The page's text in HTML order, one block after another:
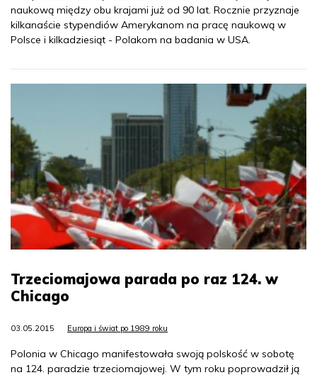
naukową między obu krajami już od 90 lat. Rocznie przyznaje
kilkanaście stypendiów Amerykanom na pracę naukową w
Polsce i kilkadziesiąt - Polakom na badania w USA.
Trzeciomajowa parada po raz 124. w
Chicago
03.05.2015 Europa i świat po 1989 roku
Polonia w Chicago manifestowała swoją polskość w sobotę
na 124. paradzie trzeciomajowej. W tym roku poprowadził ją